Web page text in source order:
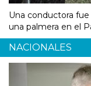
Una conductora
una palmera en el
NACIONALES